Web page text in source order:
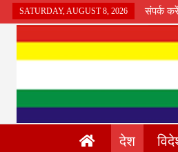
SATURDAY, AUGUST 8, 2026 संपर्क
देश